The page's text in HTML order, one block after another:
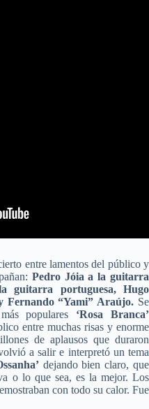
entre lamentos del público y
Pedro Jóia a la guitarra
guitarra portuguesa, Hugo
Fernando “Yami” Araújo. Se
populares ‘Rosa Branca’
entre muchas risas y enorme
de aplausos que duraron
a salir e interpretó un tema
dejando bien claro, que
o lo que sea, es la mejor. Los
con todo su calor. Fue